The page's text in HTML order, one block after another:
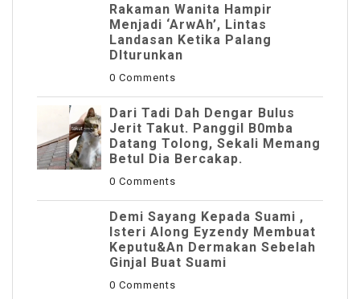
Rakaman Wanita Hampir
Menjadi ‘ArwAh’, Lintas
Landasan Ketika Palang
DIturunkan
0 Comments
Dari Tadi Dah Dengar Bulus
Jerit Takut. Panggil B0mba
Datang Tolong, Sekali Memang
Betul Dia Bercakap.
0 Comments
Demi Sayang Kepada Suami ,
Isteri Along Eyzendy Membuat
Keputu&an Dermakan Sebelah
Ginjal Buat Suami
0 Comments